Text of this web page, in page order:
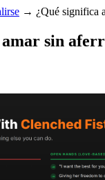
→ ¿Qué significa
sin